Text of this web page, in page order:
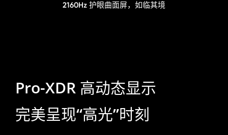
2160Hz 护眼曲面屏，如临其境
Pro-XDR 高动态显示
完美呈现“高光”时刻